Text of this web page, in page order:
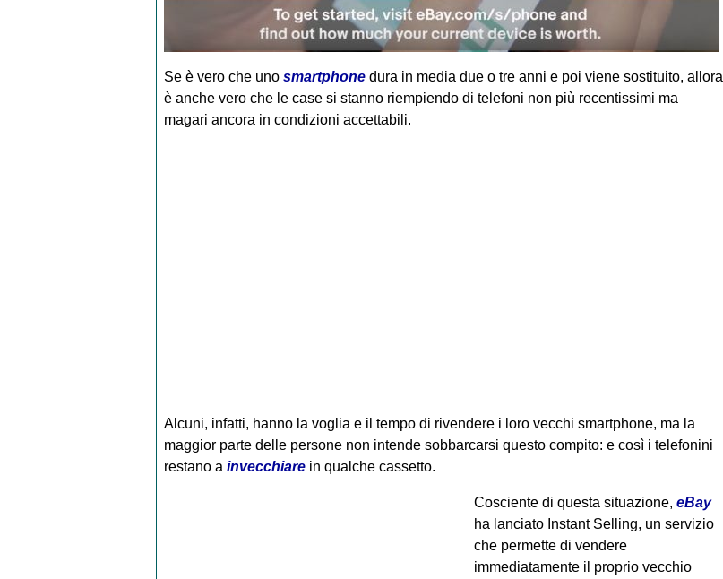
Se è vero che uno smartphonedura in media due o tre anni e poi viene sostituito, allora
è anche vero che le case si stanno riempiendo di telefoni non più recentissimi ma
magari ancora in condizioni accettabili.
Alcuni, infatti, hanno la voglia e il tempo di rivendere i loro vecchi smartphone, ma la
maggior parte delle persone non intende sobbarcarsi questo compito: e così i telefonini
restano a invecchiarein qualche cassetto.
Cosciente di questa situazione, eBay
ha lanciato Instant Selling, un servizio
che permette di vendere
immediatamente il proprio vecchio